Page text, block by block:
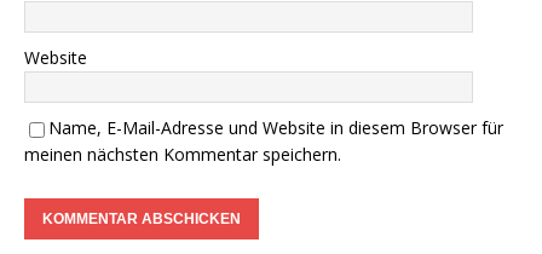
Website
Name, E-Mail-Adresse und Website in diesem Browser für
meinen nächsten Kommentar speichern.